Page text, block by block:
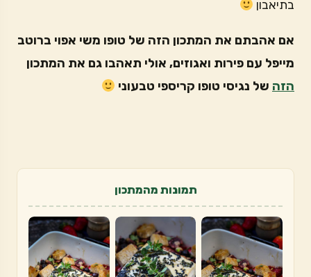
בתיאבון
אם אהבתם את המתכון הזה של טופו משי אפוי ברוטב
מייפל עם פירות ואגוזים, אולי תאהבו גם את המתכון
הזה של נגיסי טופו קריספי טבעוני
תמונות מהמתכון